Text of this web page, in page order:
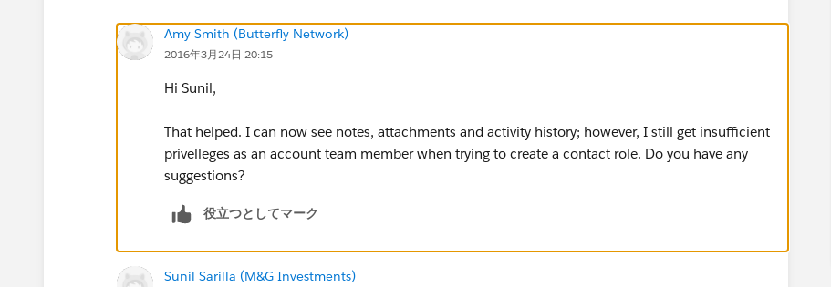
Amy Smith (Butterfly Network)
2016年3月24日 20:15
Hi Sunil,
That helped. I can now see notes, attachments and activity history; however, I still get insufficient
privelleges as an account team member when trying to create a contact role. Do you have any
suggestions?
役立つとしてマーク
Sunil Sarilla (M&G Investments)